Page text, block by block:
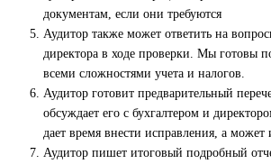
документам, если они требуются
Аудитор также может ответить на
директора в ходе проверки. Мы готовы
всеми сложностями учета и налогов.
Аудитор готовит предварительный
обсуждает его с бухгалтером и
дает время внести исправления, а может
Аудитор пишет итоговый подробный